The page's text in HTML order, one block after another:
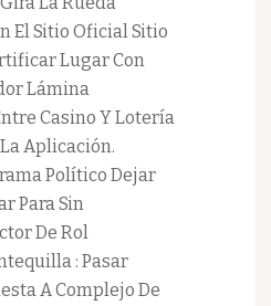
El Sitio Oficial Sitio
Lugar Con
Lámina
Casino Y Lotería
Aplicación.
Político Dejar
Para Sin
De Rol
: Pasar
A Complejo De